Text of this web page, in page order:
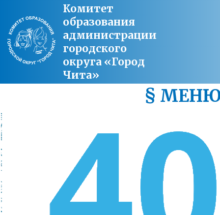
Комитет
образования
администрации
городского
округа «Город
Чита»
§